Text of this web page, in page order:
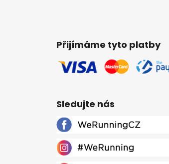
Přijímáme tyto platby
Sledujte nás